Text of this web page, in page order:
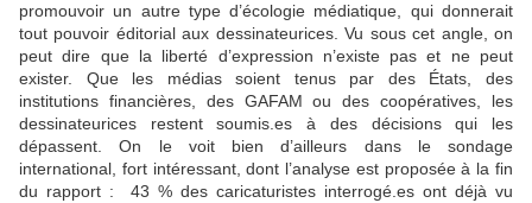
promouvoir un autre type d’écologie médiatique, qui donnerait
tout pouvoir éditorial aux dessinateurices. Vu sous cet angle, on
peut dire que la liberté d’expression n’existe pas et ne peut
exister. Que les médias soient tenus par des États, des
institutions financières, des GAFAM ou des coopératives, les
dessinateurices restent soumis.es à des décisions qui les
dépassent. On le voit bien d’ailleurs dans le sondage
international, fort intéressant, dont l’analyse est proposée à la fin
du rapport : 43 % des caricaturistes interrogé.es ont déjà vu